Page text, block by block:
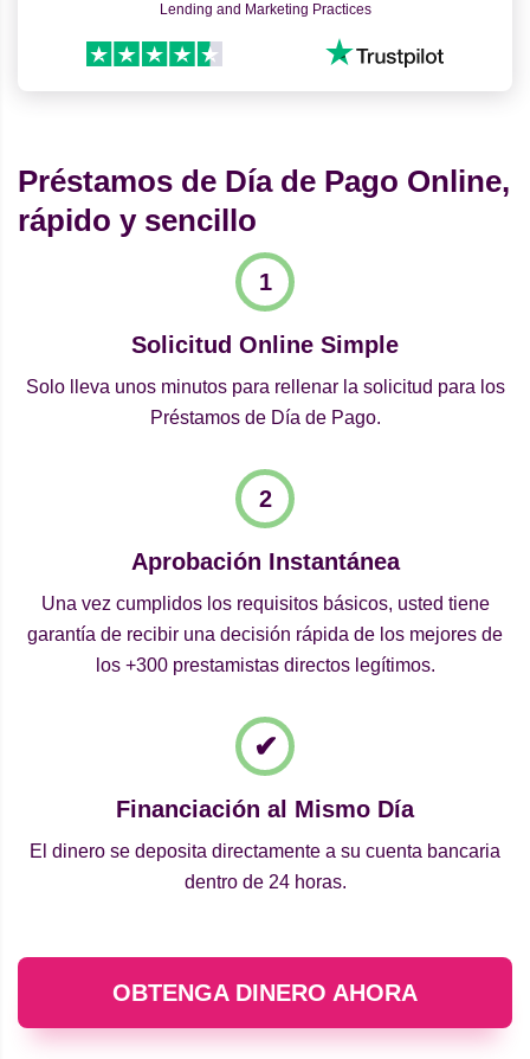
Lending and Marketing Practices
Préstamos de Día de Pago Online,
rápido y sencillo
Solicitud Online Simple
Solo lleva unos minutos para rellenar la solicitud para los
Préstamos de Día de Pago.
Aprobación Instantánea
Una vez cumplidos los requisitos básicos, usted tiene
garantía de recibir una decisión rápida de los mejores de
los +300 prestamistas directos legítimos.
Financiación al Mismo Día
El dinero se deposita directamente a su cuenta bancaria
dentro de 24 horas.
OBTENGA DINERO AHORA